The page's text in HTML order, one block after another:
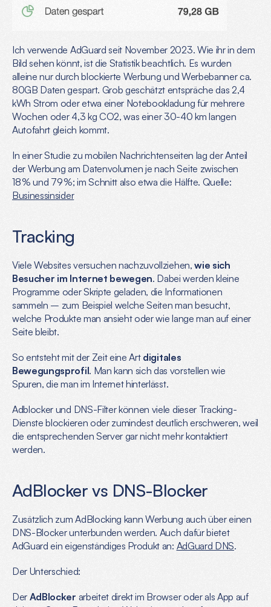
Ich verwende AdGuard seit November 2023. Wie ihr in dem
Bild sehen könnt, ist die Statistik beachtlich. Es wurden
alleine nur durch blockierte Werbung und Werbebanner ca.
80GB Daten gespart. Grob geschätzt entspräche das 2,4
kWh Strom oder etwa einer Notebookladung für mehrere
Wochen oder 4,3 kg CO2, was einer 30-40 km langen
Autofahrt gleich kommt.
In einer Studie zu mobilen Nachrichtenseiten lag der Anteil
der Werbung am Datenvolumen je nach Seite zwischen
Businessinsider
Tracking
Viele Websites versuchen nachzuvollziehen, wie sich
Besucher im Internet bewegen. Dabei werden kleine
Programme oder Skripte geladen, die Informationen
sammeln – zum Beispiel welche Seiten man besucht,
welche Produkte man ansieht oder wie lange man auf einer
Seite bleibt.
So entsteht mit der Zeit eine Art digitales
Bewegungsprofil. Man kann sich das vorstellen wie
Spuren, die man im Internet hinterlässt.
Adblocker und DNS-Filter können viele dieser Tracking-
Dienste blockieren oder zumindest deutlich erschweren, weil
die entsprechenden Server gar nicht mehr kontaktiert
werden.
AdBlocker vs DNS-Blocker
Zusätzlich zum AdBlocking kann Werbung auch über einen
DNS-Blocker unterbunden werden. Auch dafür bietet
AdGuard ein eigenständiges Produkt an: AdGuard DNS.
Der Unterschied:
Der AdBlocker arbeitet direkt im Browser oder als App auf